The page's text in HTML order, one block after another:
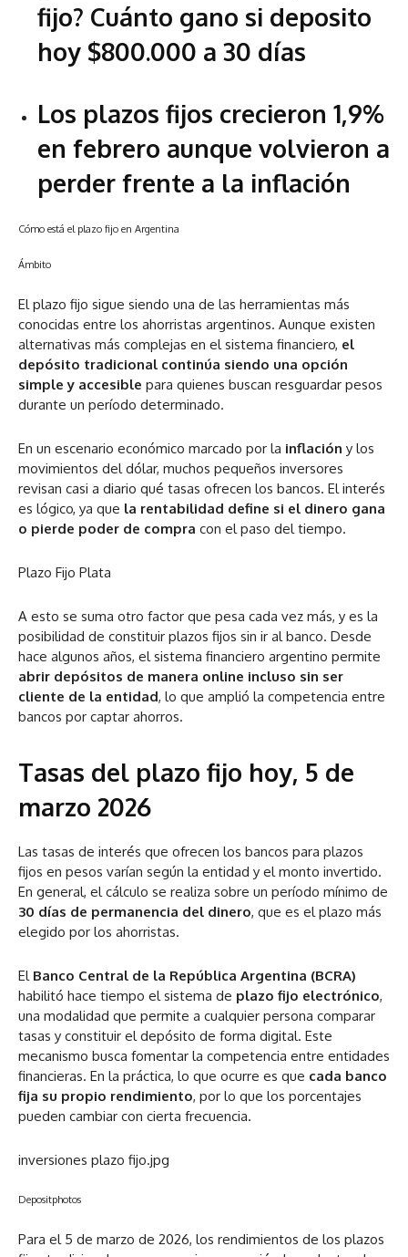
fijo? Cuánto gano si deposito
hoy $800.000 a 30 días
Los plazos fijos crecieron 1,9%
en febrero aunque volvieron a
perder frente a la inflación
Cómo está el plazo fijo en Argentina
Ámbito
El plazo fijo sigue siendo una de las herramientas más
conocidas entre los ahorristas argentinos. Aunque existen
alternativas más complejas en el sistema financiero, el
depósito tradicional continúa siendo una opción
simple y accesible para quienes buscan resguardar pesos
durante un período determinado.
En un escenario económico marcado por la inflación y los
movimientos del dólar, muchos pequeños inversores
revisan casi a diario qué tasas ofrecen los bancos. El interés
es lógico, ya que la rentabilidad define si el dinero gana
o pierde poder de compra con el paso del tiempo.
Plazo Fijo Plata
A esto se suma otro factor que pesa cada vez más, y es la
posibilidad de constituir plazos fijos sin ir al banco. Desde
hace algunos años, el sistema financiero argentino permite
abrir depósitos de manera online incluso sin ser
cliente de la entidad, lo que amplió la competencia entre
bancos por captar ahorros.
Tasas del plazo fijo hoy, 5 de
marzo 2026
Las tasas de interés que ofrecen los bancos para plazos
fijos en pesos varían según la entidad y el monto invertido.
En general, el cálculo se realiza sobre un período mínimo de
30 días de permanencia del dinero, que es el plazo más
elegido por los ahorristas.
El Banco Central de la República Argentina (BCRA)
habilitó hace tiempo el sistema de plazo fijo electrónico,
una modalidad que permite a cualquier persona comparar
tasas y constituir el depósito de forma digital. Este
mecanismo busca fomentar la competencia entre entidades
financieras. En la práctica, lo que ocurre es que cada banco
fija su propio rendimiento, por lo que los porcentajes
pueden cambiar con cierta frecuencia.
inversiones plazo fijo.jpg
Depositphotos
Para el 5 de marzo de 2026, los rendimientos de los plazos